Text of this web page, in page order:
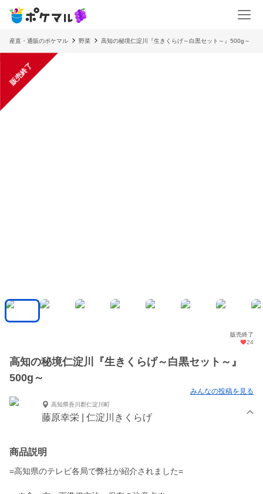
産直・通販のポケマル 野菜 高知の秘境仁淀川『生きくらげ～白黒セット～』500g～
販売終了
販売終了
24
高知の秘境仁淀川『生きくらげ～白黒セット～』
500g～
みんなの投稿を見る
高知県吾川郡仁淀川町
藤原幸栄 | 仁淀川きくらげ
商品説明
=高知県のテレビ各局で弊社が紹介されました=